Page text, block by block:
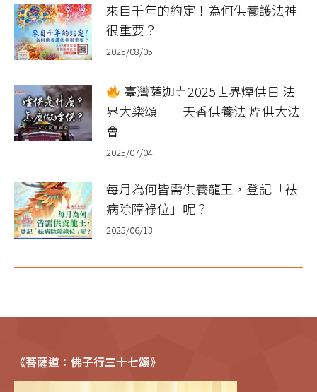
來自千年的約定！為何供養護法神
很重要？
2025/08/05
臺灣薩迦寺2025世界煙供日 法
界大樂頌──天香供養法 煙供大法
會
2025/07/04
每月為何皆需供養龍王，登記「祛
病除障祿位」呢？
2025/06/13
《菩薩道：佛子行三十七頌》